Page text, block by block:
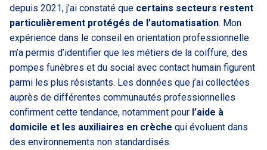
depuis 2021, j’ai constaté que certains secteurs restent
particulièrement protégés de l’automatisation. Mon
expérience dans le conseil en orientation professionnelle
m’a permis d’identifier que les métiers de la coiffure, des
pompes funèbres et du social avec contact humain figurent
parmi les plus résistants. Les données que j’ai collectées
auprès de différentes communautés professionnelles
confirment cette tendance, notamment pour l’aide à
domicile et les auxiliaires en crèche qui évoluent dans
des environnements non standardisés.